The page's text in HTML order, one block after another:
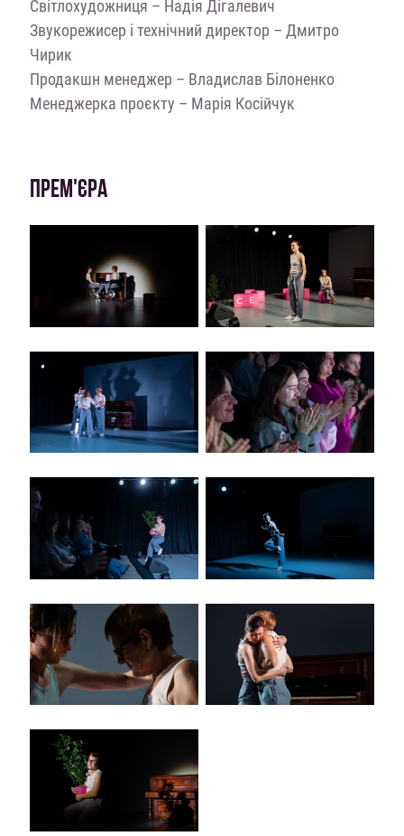
Cвітлохудожниця – Надія Дігалевич
Звукорежисер і технічний директор – Дмитро
Чирик
Продакшн менеджер – Владислав Білоненко
Менеджерка проєкту – Марія Косійчук
ПРЕМ'ЄРА